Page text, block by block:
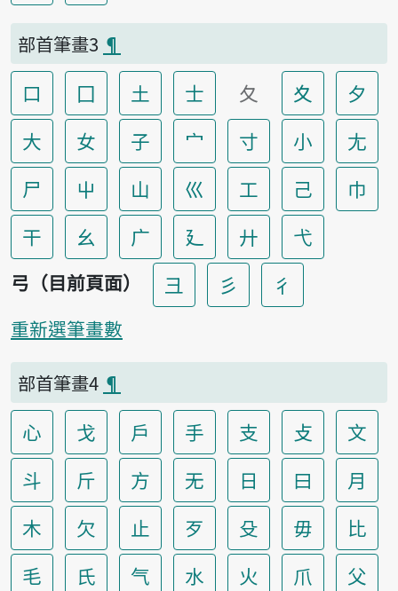
部首筆畫3 ¶
口 囗 土 士 夂 夊
夕
大
女 子 宀 寸 小
尢
尸
屮 山 巛 工 己
巾
干
幺 广 廴 廾 弋
弓（目前頁面） 彐 彡 彳
重新選筆畫數
部首筆畫4 ¶
心 戈 戶 手 支 攴
文
斗
斤 方 无 日 曰
月
木
欠 止 歹 殳 毋
比
毛
氏 气 水 火 爪
父